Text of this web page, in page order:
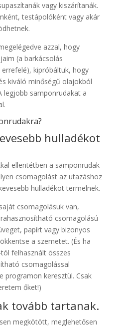
vagy kiszárítanák.
testápolóként vagy akár
azzal, hogy
(a barkácsolás
kipróbáltuk, hogy
kiváló minőségű olajokból
legjobb samponrudakat a
hulladékot
ellentétben a samponrudak
csomagolást az utazáshoz
hulladékot termelnek.
csomagolásuk van,
csomagolású
papírt vagy bizonyos
a szemetet. (És ha
felhasznált összes
csomagolással
programon keresztül. Csak
őket!)
tovább tartanak.
megkötött, meglehetősen